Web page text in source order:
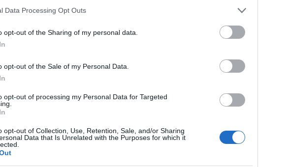
Data Processing Opt Outs
opt-out of the Sharing of my personal data.
opt-out of the Sale of my Personal Data.
opt-out of processing my Personal Data for Targeted
opt-out of Collection, Use, Retention, Sale, and/or Sharing
Data that Is Unrelated with the Purposes for which it
gotica
ha rivelato che Wake Up Dead Manavrà un
Questo cambiamento è significativo e
a classici come quelli di Edgar Allan
approccio la storia? Johnson ha sottolineato
narrazione, desiderando evitare